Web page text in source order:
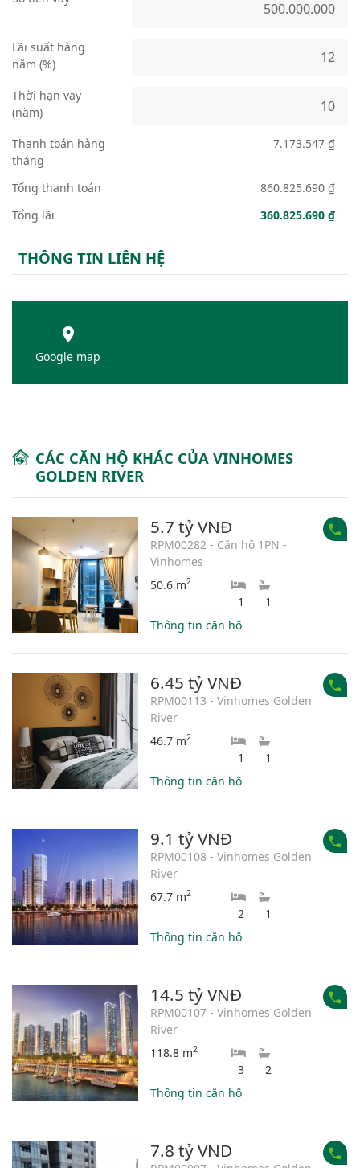
Lãi suất hàng
năm (%)
Thời hạn vay
(năm)
Thanh toán hàng
tháng
7.173.547 ₫
Tổng thanh toán
860.825.690 ₫
Tổng lãi
360.825.690 ₫
THÔNG TIN LIÊN HỆ
Google map
CÁC CĂN HỘ KHÁC CỦA VINHOMES
GOLDEN RIVER
5.7 tỷ VNĐ
RPM00282 - Căn hộ 1PN -
Vinhomes
50.6 m2
1
1
Thông tin căn hộ
6.45 tỷ VNĐ
RPM00113 - Vinhomes Golden
River
46.7 m2
1
1
Thông tin căn hộ
9.1 tỷ VNĐ
RPM00108 - Vinhomes Golden
River
67.7 m2
2
1
Thông tin căn hộ
14.5 tỷ VNĐ
RPM00107 - Vinhomes Golden
River
118.8 m2
3
2
Thông tin căn hộ
7.8 tỷ VND